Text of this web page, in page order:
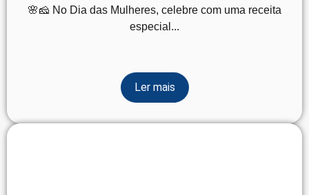
🌸🧀 No Dia das Mulheres, celebre com uma receita
especial...
Ler mais